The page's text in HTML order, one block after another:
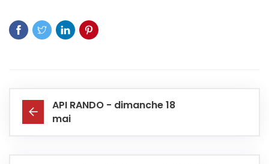
API RANDO - dimanche 18
mai